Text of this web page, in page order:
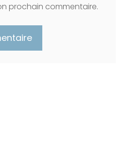
prochain commentaire.